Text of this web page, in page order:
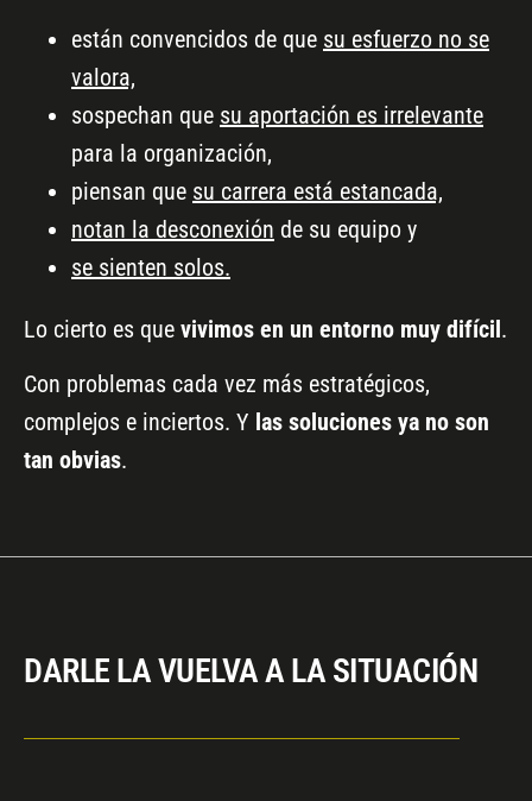
están convencidos de que su esfuerzo no se
valora,
sospechan que su aportación es irrelevante
para la organización,
piensan que su carrera está estancada,
notan la desconexión de su equipo y
se sienten solos.
Lo cierto es que vivimos en un entorno muy difícil.
Con problemas cada vez más estratégicos,
complejos e inciertos. Y las soluciones ya no son
tan obvias.
DARLE LA VUELVA A LA SITUACIÓN